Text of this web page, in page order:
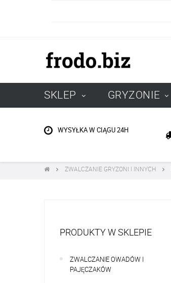
SKLEP GRYZONIE
WYSYŁKA W CIĄGU 24H
ZWALCZANIE GRYZONI I INNYCH
PRODUKTY W SKLEPIE
ZWALCZANIE OWADÓW I
PAJĘCZAKÓW